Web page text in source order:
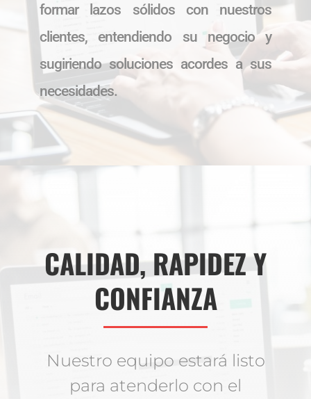
formar lazos sólidos con nuestros
clientes, entendiendo su negocio y
sugiriendo soluciones acordes a sus
necesidades.
CALIDAD, RAPIDEZ Y
CONFIANZA
Nuestro equipo estará listo
para atenderlo con el